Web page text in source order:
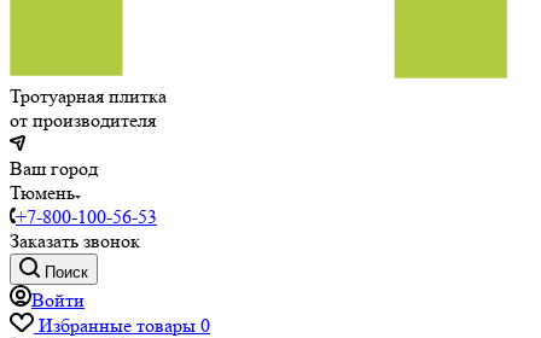
Тротуарная плитка
от производителя
Ваш город
Тюмень
+7-800-100-56-53
Заказать звонок
Поиск
Войти
Избранные товары 0